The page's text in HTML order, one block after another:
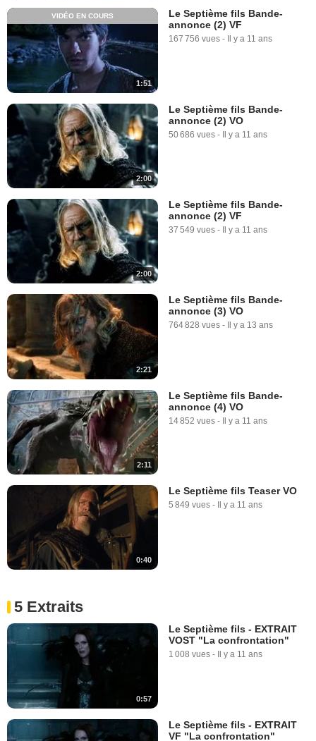
1:51
VIDÉO EN COURS
Le Septième fils Bande-
annonce (2) VF
167 756 vues - Il y a 11 ans
2:00
Le Septième fils Bande-
annonce (2) VO
50 686 vues - Il y a 11 ans
2:00
Le Septième fils Bande-
annonce (2) VF
37 549 vues - Il y a 11 ans
2:21
Le Septième fils Bande-
annonce (3) VO
764 828 vues - Il y a 13 ans
2:11
Le Septième fils Bande-
annonce (4) VO
14 852 vues - Il y a 11 ans
0:40
Le Septième fils Teaser VO
5 849 vues - Il y a 11 ans
5 Extraits
0:57
Le Septième fils - EXTRAIT
VOST "La confrontation"
1 008 vues - Il y a 11 ans
Le Septième fils - EXTRAIT
VF "La confrontation"